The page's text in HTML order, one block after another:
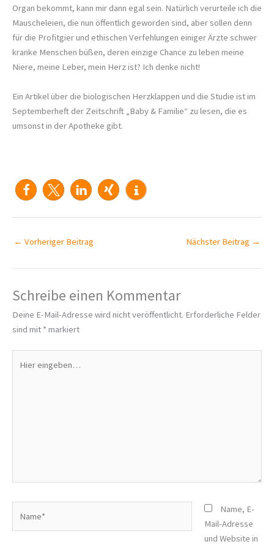
Organ bekommt, kann mir dann egal sein. Natürlich verurteile ich die
Mauscheleien, die nun öffentlich geworden sind, aber sollen denn
für die Profitgier und ethischen Verfehlungen einiger Ärzte schwer
kranke Menschen büßen, deren einzige Chance zu leben meine
Niere, meine Leber, mein Herz ist? Ich denke nicht!
Ein Artikel über die biologischen Herzklappen und die Studie ist im
Septemberheft der Zeitschrift „Baby & Familie“ zu lesen, die es
umsonst in der Apotheke gibt.
← Vorheriger Beitrag Nächster Beitrag →
Schreibe einen Kommentar
Deine E-Mail-Adresse wird nicht veröffentlicht. Erforderliche Felder
sind mit * markiert
eingeben…
Name, E-
Mail-Adresse
und Website in